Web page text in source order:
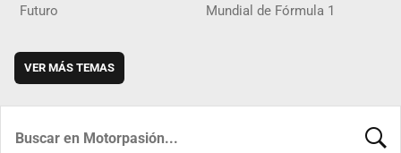
Futuro Mundial de Fórmula 1
VER MÁS TEMAS